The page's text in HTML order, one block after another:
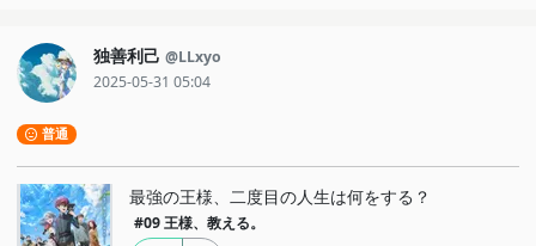
独善利己 @LLxyo
2025-05-31 05:04
普通
最強の王様、二度目の人生は何をする？
#09 王様、教える。